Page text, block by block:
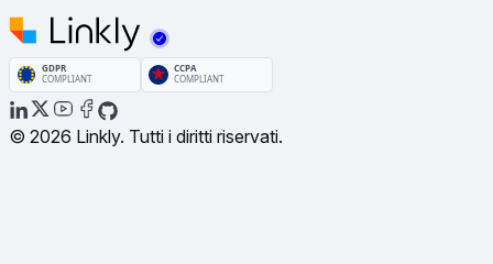
© 2026 Linkly. Tutti i diritti riservati.